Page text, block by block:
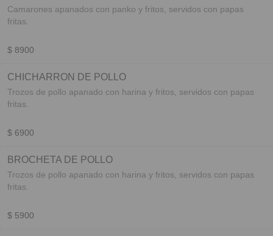
Camarones apanados con panko y fritos, servidos con papas
fritas.
$ 8900
CHICHARRON DE POLLO
Trozos de pollo apanado con harina y fritos, servidos con papas
fritas.
$ 6900
BROCHETA DE POLLO
Trozos de pollo apanado con harina y fritos, servidos con papas
fritas.
$ 5900